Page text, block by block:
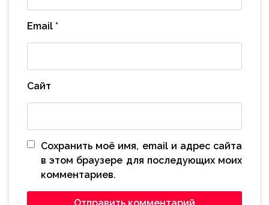
Email *
Сайт
Сохранить моё имя, email и адрес сайта
в этом браузере для последующих моих
комментариев.